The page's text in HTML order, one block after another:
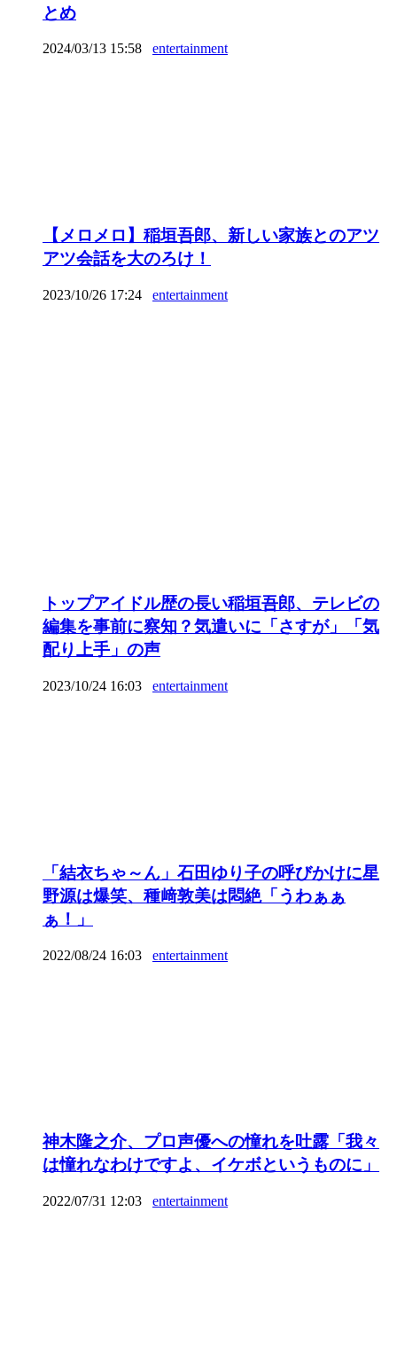
とめ
2024/03/13 15:58 entertainment
【メロメロ】稲垣吾郎、新しい家族とのアツ
アツ会話を大のろけ！
2023/10/26 17:24 entertainment
トップアイドル歴の長い稲垣吾郎、テレビの
編集を事前に察知？気遣いに「さすが」「気
配り上手」の声
2023/10/24 16:03 entertainment
「結衣ちゃ～ん」石田ゆり子の呼びかけに星
野源は爆笑、種﨑敦美は悶絶「うわぁぁ
ぁ！」
2022/08/24 16:03 entertainment
神木隆之介、プロ声優への憧れを吐露「我々
は憧れなわけですよ、イケボというものに」
2022/07/31 12:03 entertainment